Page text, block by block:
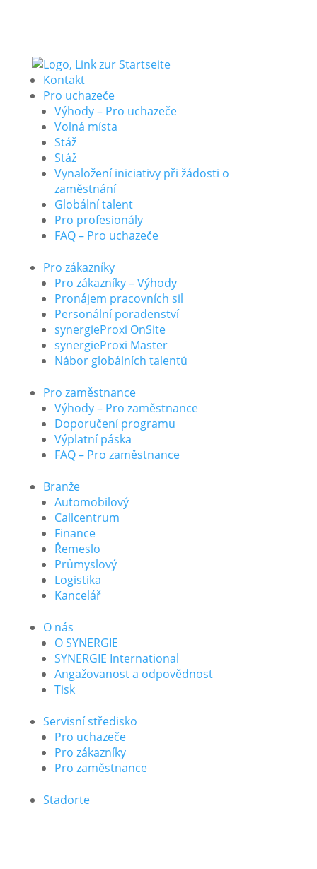
Kontakt
Pro uchazeče
Výhody – Pro uchazeče
Volná místa
Stáž
Stáž
Vynaložení iniciativy při žádosti o
zaměstnání
Globální talent
Pro profesionály
FAQ – Pro uchazeče
Pro zákazníky
Pro zákazníky – Výhody
Pronájem pracovních sil
Personální poradenství
synergieProxi OnSite
synergieProxi Master
Nábor globálních talentů
Pro zaměstnance
Výhody – Pro zaměstnance
Doporučení programu
Výplatní páska
FAQ – Pro zaměstnance
Branže
Automobilový
Callcentrum
Finance
Řemeslo
Průmyslový
Logistika
Kancelář
O nás
O SYNERGIE
SYNERGIE International
Angažovanost a odpovědnost
Tisk
Servisní středisko
Pro uchazeče
Pro zákazníky
Pro zaměstnance
Stadorte